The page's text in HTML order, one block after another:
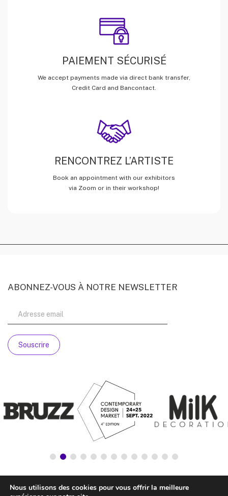
PAIEMENT SÉCURISÉ
We accept payments made via direct bank transfer,
Credit Card and Bancontact.
RENCONTREZ L’ARTISTE
Book an appointment with our exhibitors
via Zoom or in their workshop!
ABONNEZ-VOUS À NOTRE NEWSLETTER
Nous utilisons des cookies pour vous offrir la meilleure